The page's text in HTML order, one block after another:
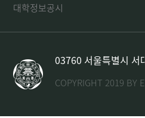
대학정보공시
03760 서울특별시 서
COPYRIGHT 2019 BY